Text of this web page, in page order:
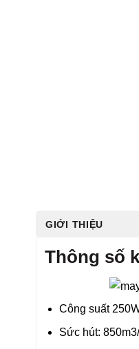
GIỚI THIỆU
Thông số
Công suất
Sức hút: